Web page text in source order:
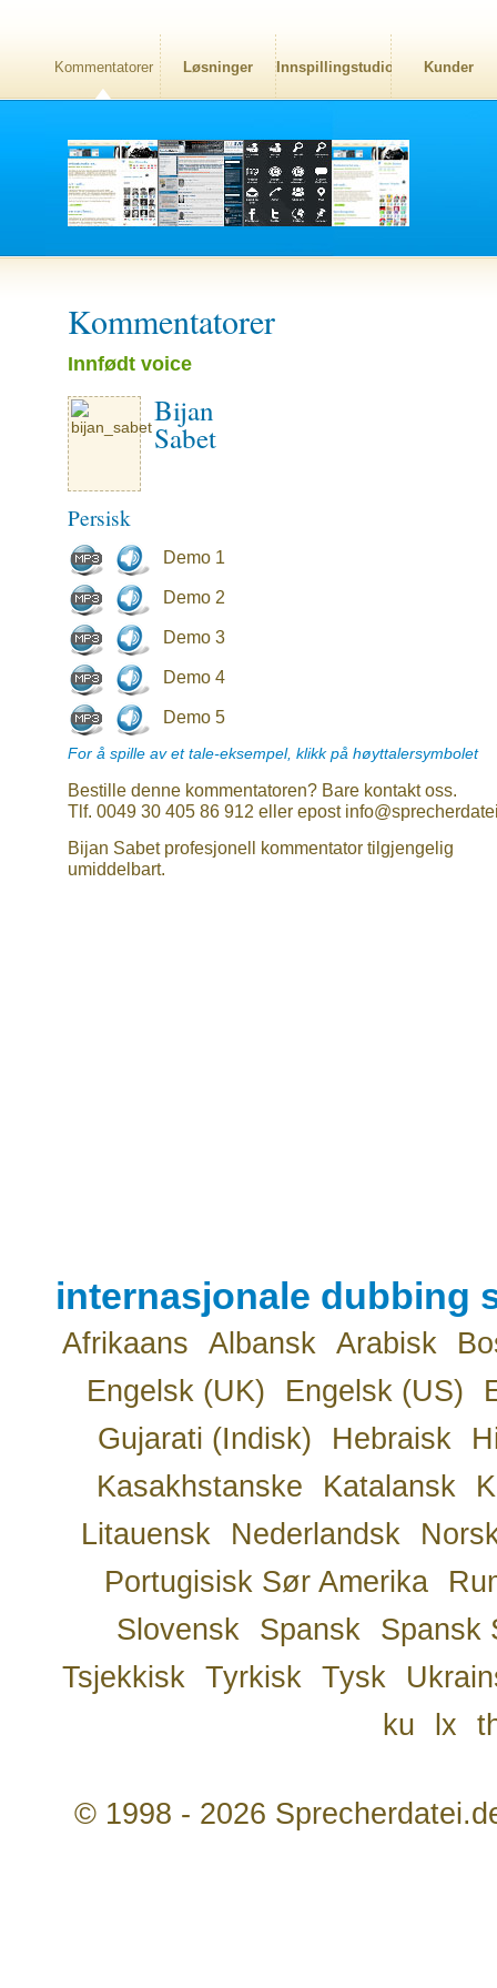
Kommentatorer Løsninger Innspillingstudio Kunder
Kommentatorer
Innfødt voice
Bijan
Sabet
Persisk
Demo 1
Demo 2
Demo 3
Demo 4
Demo 5
For å spille av et tale-eksempel, klikk på høyttalersymbolet
Bestille denne kommentatoren? Bare kontakt oss.
Tlf. 0049 30 405 86 912 eller epost
Bijan Sabet profesjonell kommentator tilgjengelig
umiddelbart.
internasjonale dubbing
Afrikaans Albansk Arabisk
Engelsk (UK)
Engelsk (US)
Gujarati (Indisk)
Hebraisk
Kasakhstanske
Katalansk
Litauensk
Nederlandsk
Portugisisk Sør Amerika
Slovensk
Spansk
Spansk
Tsjekkisk
Tyrkisk Tysk
ku
lx
© 1998 - 2026